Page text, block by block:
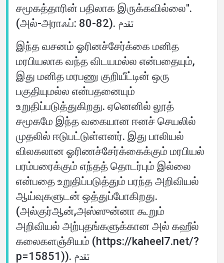
சமூகத்தாரின் பதிலாக இருக்கவில்லை''.
(அல்-அராஃப்: 80-82). تقدم
இந்த வசனம் ஓரினச்சேர்க்கை மனித
மரபியலாக வந்த விடயமல்ல என்பதையும்,
இது மனித மரபணு குறியீட்டின் ஒரு
பகுதியுமல்ல என்பதனையும்
உறுதிப்படுத்துகிறது. ஏனெனில் லூத்
சமூகமே இந்த வகையான ஈனச் செயலில்
முதலில் ஈடுபட்டுள்ளனர். இது பாலியல்
விலகலான ஓரிணச்சேர்க்கைக்கும் மரபியல்
பரம்பரைக்கும் எந்தத் தொடர்பும் இல்லை
என்பதை உறுதிப்படுத்தும் பரந்த அறிவியல்
ஆய்வுகளுடன் ஒத்துப்போகிறது.
(அல்குர்ஆன்,அஸ்ஸுன்னா கூறும்
அறிவியல் அற்புதங்களுக்கான அல் கஹீல்
கலைகளஞ்சியம் (https://kaheel7.net/?
p=15851)). تقدم